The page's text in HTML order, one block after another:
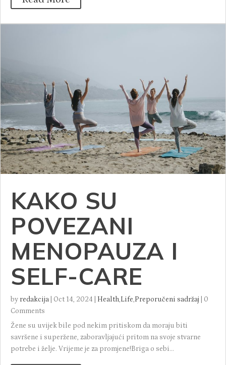
KAKO SU
POVEZANI
MENOPAUZA I
SELF-CARE
by redakcija Oct 14, 2024 Health,Life,Preporučeni sadržaj
0
Comments
Žene su uvijek bile pod nekim pritiskom da moraju biti
savršene i superžene, zaboravljajući pritom na svoje stvarne
potrebe i želje. Vrijeme je za promjene!Briga o sebi...